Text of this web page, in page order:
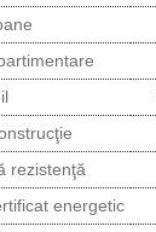
rezistenţă
energetic